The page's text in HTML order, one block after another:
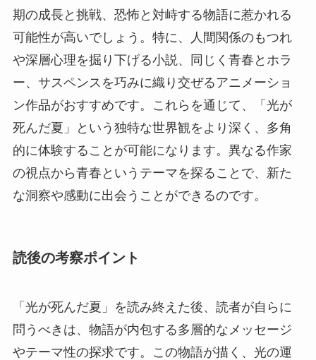
期の成長と挑戦、恐怖と対峙する物語に惹かれる
可能性が高いでしょう。特に、人間関係のもつれ
や深層心理を掘り下げる小説、同じく青春とホラ
ー、サスペンスを巧みに織り交ぜるアニメーショ
ン作品がおすすめです。これらを通じて、「光が
死んだ夏」という独特な世界観をより深く、多角
的に体験することが可能になります。異なる作家
の視点から青春というテーマを探ることで、新た
な洞察や感動に出会うことができるのです。
読後の考察ポイント
「光が死んだ夏」を読み終えた後、読者が自らに
問うべきは、物語が内包する多層的なメッセージ
やテーマ性の探求です。この物語が描く、光の運